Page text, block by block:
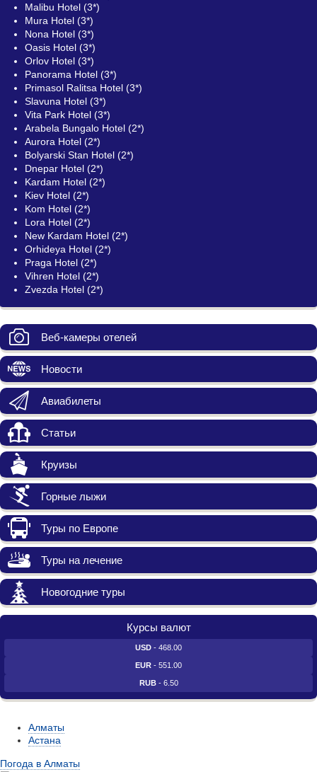
Malibu Hotel (3*)
Mura Hotel (3*)
Nona Hotel (3*)
Oasis Hotel (3*)
Orlov Hotel (3*)
Panorama Hotel (3*)
Primasol Ralitsa Hotel (3*)
Slavuna Hotel (3*)
Vita Park Hotel (3*)
Arabela Bungalo Hotel (2*)
Aurora Hotel (2*)
Bolyarski Stan Hotel (2*)
Dnepar Hotel (2*)
Kardam Hotel (2*)
Kiev Hotel (2*)
Kom Hotel (2*)
Lora Hotel (2*)
New Kardam Hotel (2*)
Orhideya Hotel (2*)
Praga Hotel (2*)
Vihren Hotel (2*)
Zvezda Hotel (2*)
Веб-камеры отелей
Новости
Авиабилеты
Статьи
Круизы
Горные лыжи
Туры по Европе
Туры на лечение
Новогодние туры
Курсы валют
USD - 468.00
EUR - 551.00
RUB- 6.50
Алматы
Астана
Погода в Алматы